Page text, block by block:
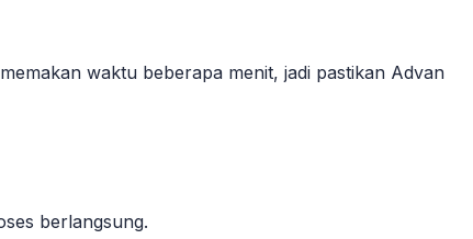
waktu beberapa menit, jadi pastikan Advan
berlangsung.